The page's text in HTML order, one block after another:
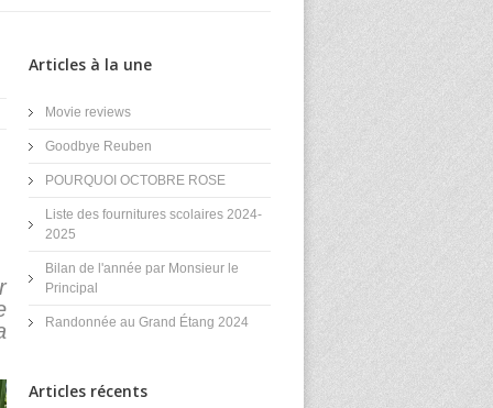
Articles à la une
Movie reviews
Goodbye Reuben
POURQUOI OCTOBRE ROSE
Liste des fournitures scolaires 2024-
2025
Bilan de l'année par Monsieur le
Principal
Randonnée au Grand Étang 2024
Articles récents